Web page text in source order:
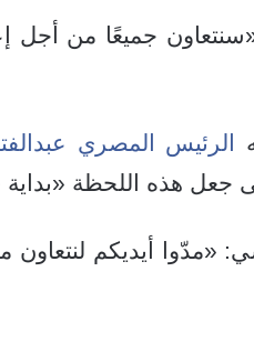
جميعًا من أجل
الرئيس المصري
جعل هذه اللحظة
«مدّوا أيديكم لنتعاون